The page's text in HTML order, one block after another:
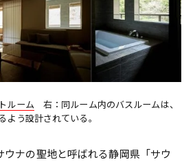
ルーム 右：同ルーム内のバスルームは、
よう設計されている。
ウナの聖地と呼ばれる静岡県「サウ